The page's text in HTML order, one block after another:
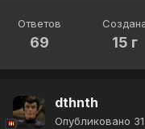
Ответов
69 15 г
dthnth
Опубликовано